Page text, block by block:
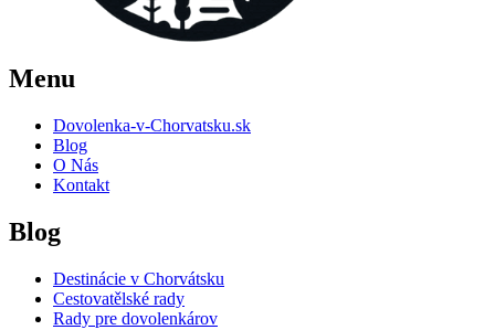
Menu
Dovolenka-v-Chorvatsku.sk
Blog
O Nás
Kontakt
Blog
Destinácie v Chorvátsku
Cestovatělské rady
Rady pre dovolenkárov